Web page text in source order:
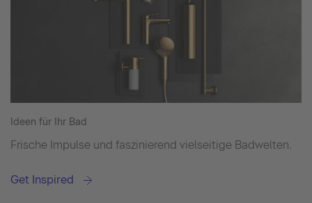
Ideen für Ihr Bad
Frische Impulse und faszinierend vielseitige Badwelten.
Get Inspired